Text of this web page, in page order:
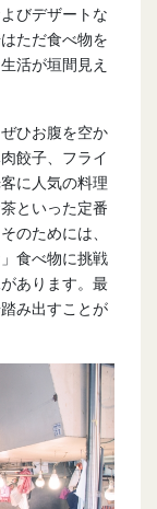
びデザートな
ただ食べ物を
活が垣間見え
ひお腹を空か
餃子、フライ
に人気の料理
といった定番
のためには、
食べ物に挑戦
あります。最
み出すことが